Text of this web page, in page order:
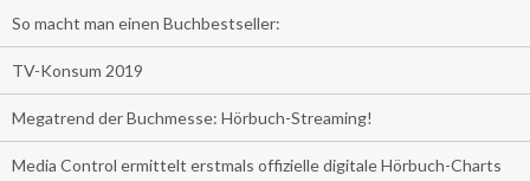
So macht man einen Buchbestseller:
TV-Konsum 2019
Megatrend der Buchmesse: Hörbuch-Streaming!
Media Control ermittelt erstmals offizielle digitale Hörbuch-Charts